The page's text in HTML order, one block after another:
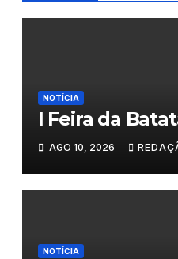
NOTÍCIA
I Feira da
AGO 10, 2026
NOTÍCIA